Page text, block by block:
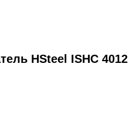
HSteel ISHC 4012